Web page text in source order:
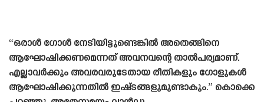
“ഒരാൾ ഗോൾ നേടിയിട്ടുണ്ടെങ്കിൽ അതെങ്ങിനെ
ആഘോഷിക്കണമെന്നത് അവനവന്റെ താൽപര്യമാണ്.
എല്ലാവർക്കും അവരവരുടേതായ രീതികളും ഗോളുകൾ
ആഘോഷിക്കുന്നതിൽ ഇഷ്‌ടങ്ങളുമുണ്ടാകും.” കൊക്കെ